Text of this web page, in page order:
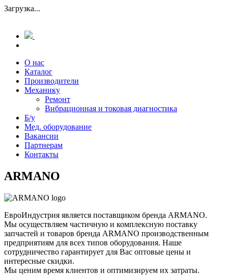
Загрузка...
О нас
Каталог
Производители
Механику
Ремонт
Вибрационная и токовая диагностика
Б/у
Мед. оборудование
Вакансии
Партнерам
Контакты
ARMANO
ЕвроИндустрия является поставщиком бренда ARMANO.
Мы осуществляем частичную и комплексную поставку
запчастей и товаров бренда ARMANO производственным
предприятиям для всех типов оборудования. Наше
сотрудничество гарантирует для Вас оптовые цены и
интересные скидки.
Мы ценим время клиентов и оптимизируем их затраты.